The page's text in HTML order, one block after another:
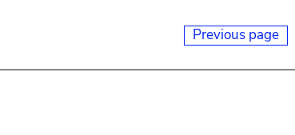
Previous page